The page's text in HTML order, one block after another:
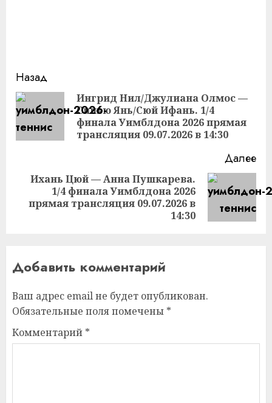
Продолжить
чтение
Назад
Ингрид Нил/Джулиана Олмос —
Синью Янь/Сюй Ифань. 1/4
финала Уимблдона 2026 прямая
трансляция 09.07.2026 в 14:30
Далее
Следующая
запись:
Ихань Цюй — Анна Пушкарева.
1/4 финала Уимблдона 2026
прямая трансляция 09.07.2026 в
14:30
Добавить комментарий
Ваш адрес email не будет опубликован.
Обязательные поля помечены *
Комментарий *